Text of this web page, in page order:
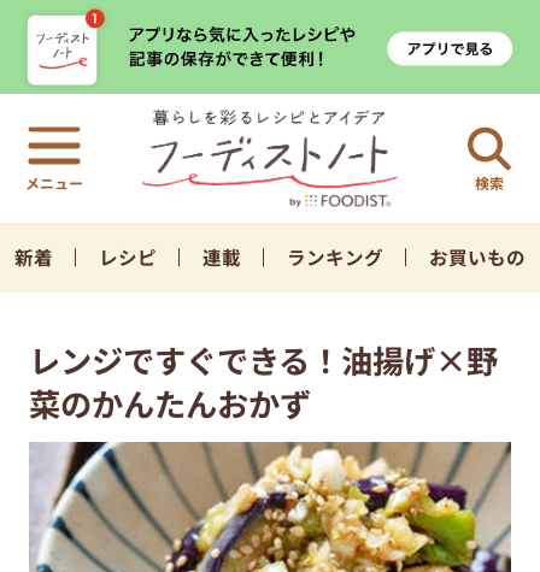
検索
新着 レシピ 連載 ランキング お買いもの
レンジですぐできる！油揚げ×野
菜のかんたんおかず